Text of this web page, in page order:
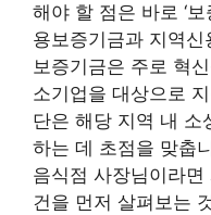
해야 할 점은 바로 ‘
용보증기금과 지역
보증기금은 주로 혁
소기업을 대상으로
단은 해당 지역 내 소
하는 데 초점을 맞춥
음식점 사장님이라
건을 먼저 살펴보는